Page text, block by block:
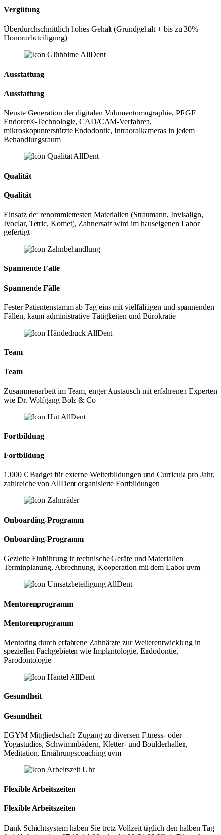
Vergütung
Überdurchschnittlich hohes Gehalt (Grundgehalt + bis zu 30%
Honorarbeteiligung)
Ausstattung
Ausstattung
Neuste Generation der digitalen Volumentomographie, PRGF
Endoret®-Technologie, CAD/CAM-Verfahren,
mikroskopunterstützte Endodontie, Intraoralkameras in jedem
Behandlungsraum
Qualität
Qualität
Einsatz der renommiertesten Materialien (Straumann, Invisalign,
Ivoclar, Tetric, Komet), Zahnersatz wird im hauseigenen Labor
gefertigt
Spannende Fälle
Spannende Fälle
Fester Patientenstamm ab Tag eins mit vielfälitigen und spannenden
Fällen, kaum administrative Tätigkeiten und Bürokratie
Team
Team
Zusammenarbeit im Team, enger Austausch mit erfahrenen Experten
wie Dr. Wolfgang Bolz & Co
Fortbildung
Fortbildung
1.000 € Budget für externe Weiterbildungen und Curricula pro Jahr,
zahlreiche von AllDent organisierte Fortbildungen
Onboarding-Programm
Onboarding-Programm
Gezielte Einführung in technische Geräte und Materialien,
Terminplanung, Abrechnung, Kooperation mit dem Labor uvm
Mentorenprogramm
Mentoren­programm
Mentoring durch erfahrene Zahnärzte zur Weiterentwicklung in
speziellen Fachgebieten wie Implantologie, Endodontie,
Parodontologie
Gesundheit
Gesundheit
EGYM Mitgliedschaft: Zugang zu diversen Fitness- oder
Yogastudios, Schwimmbädern, Kletter- und Boulderhallen,
Meditation, Ernährungscoaching uvm
Flexible Arbeitszeiten
Flexible Arbeitszeiten
Dank Schichtsystem haben Sie trotz Vollzeit täglich den halben Tag